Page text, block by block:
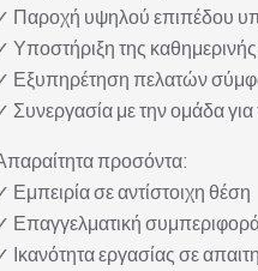
Παροχή υψηλού επιπέδου
Υποστήριξη της
Εξυπηρέτηση πελατών
Συνεργασία με την ομάδα για
προσόντα:
Εμπειρία σε αντίστοιχη θέση
Επαγγελματική
Ικανότητα εργασίας σε